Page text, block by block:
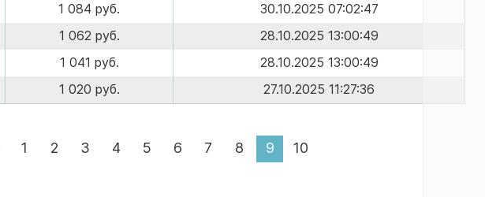
1 084 руб.
30.10.2025 07:02:47
1 062 руб.
28.10.2025 13:00:49
1 041 руб.
28.10.2025 13:00:49
1 020 руб. 27.10.2025 11:27:36
1 2 3 4 5 6 7 8 9 10